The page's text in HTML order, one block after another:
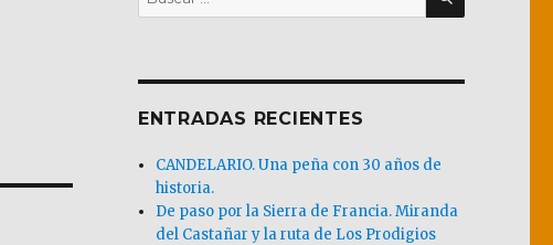
por:
ENTRADAS RECIENTES
CANDELARIO. Una peña con 30 años de
historia.
De paso por la Sierra de Francia. Miranda
del Castañar y la ruta de Los Prodigios